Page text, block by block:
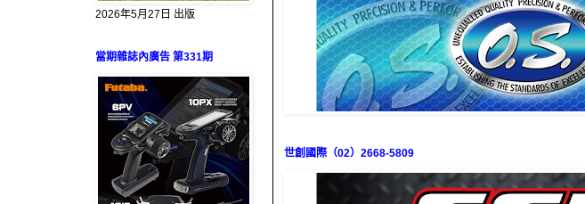
世創國際（02）2668-5809
2026年5月27日 出版
當期雜誌內廣告 第331期